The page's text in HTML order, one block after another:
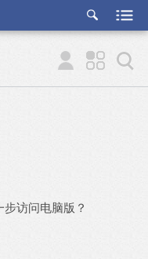
etu
p
访问电脑版？